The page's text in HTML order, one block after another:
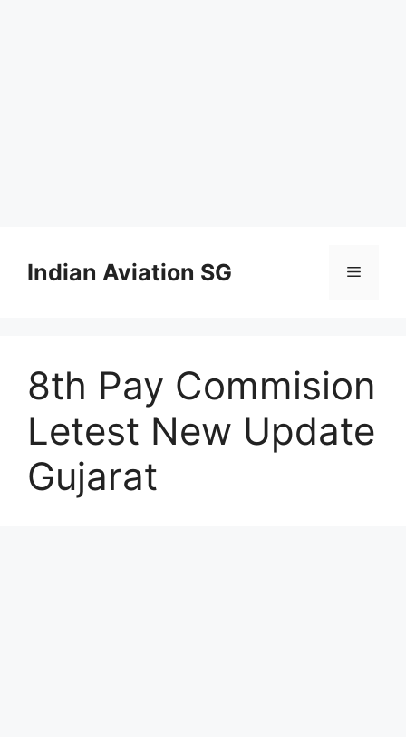
contentIndian Aviation SG Menu
8th Pay Commision
Letest New Update
Gujarat